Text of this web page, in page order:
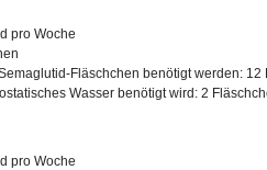
pro Woche
Fläschchen benötigt werden: 12
Wasser benötigt wird: 2
pro Woche